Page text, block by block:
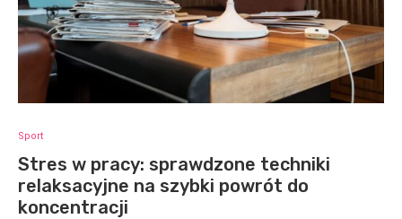
Sport
Stres w pracy: sprawdzone techniki
relaksacyjne na szybki powrót do
koncentracji